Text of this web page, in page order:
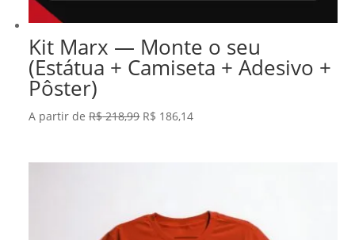
Kit Marx — Monte o seu
(Estátua + Camiseta + Adesivo +
Pôster)
A partir deR$218,99 O
R$ 186,14O